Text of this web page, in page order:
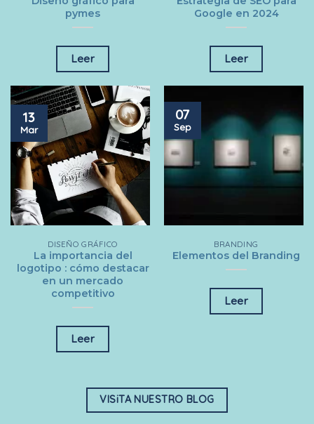
pymes
Leer
Google en 2024
Leer
DISEÑO GRÁFICO
La importancia del
logotipo : cómo destacar
en un mercado
competitivo
Leer
13
Mar
BRANDING
Elementos del Branding
Leer
07
Sep
VISiTA NUESTRO BLOG